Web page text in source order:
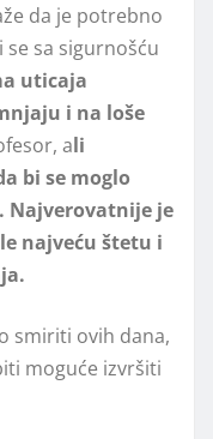
da je potrebno
sa sigurnošću
uticaja
i na loše
ali
bi se moglo
Najverovatnije je
najveću štetu i
smiriti ovih dana,
moguće izvršiti